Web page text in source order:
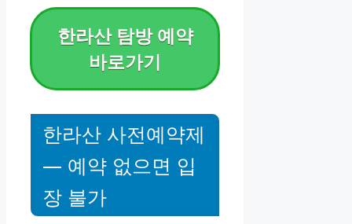
한라산 탐방 예약
바로가기
한라산 사전예약제
— 예약 없으면 입
장 불가